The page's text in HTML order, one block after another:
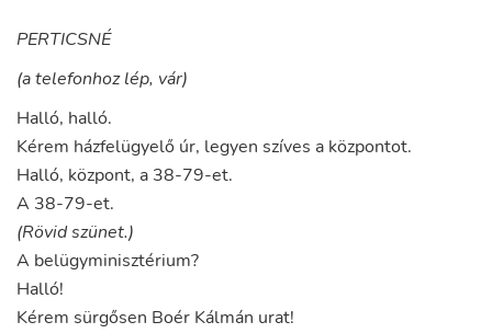
PERTICSNÉ
(a telefonhoz lép, vár)
Halló, halló.
Kérem házfelügyelő úr, legyen szíves a központot.
Halló, központ, a 38-79-et.
A 38-79-et.
(Rövid szünet.)
A belügyminisztérium?
Halló!
Kérem sürgősen Boér Kálmán urat!